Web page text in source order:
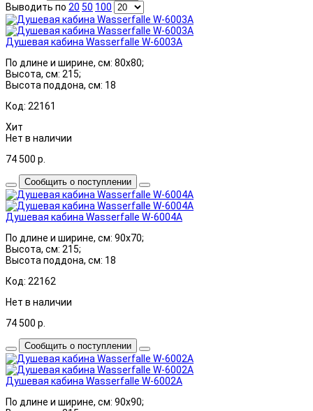
Выводить по 20 50 100
Душевая кабина Wasserfalle W-6003A
По длине и ширине, см: 80x80;
Высота, см: 215;
Высота поддона, см: 18
Код: 22161
Хит
Нет в наличии
74 500 р.
Сообщить о поступлении
Душевая кабина Wasserfalle W-6004A
По длине и ширине, см: 90x70;
Высота, см: 215;
Высота поддона, см: 18
Код: 22162
Нет в наличии
74 500 р.
Сообщить о поступлении
Душевая кабина Wasserfalle W-6002A
По длине и ширине, см: 90x90;